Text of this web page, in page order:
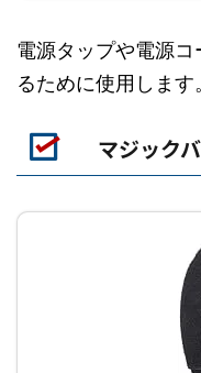
電源タップや電源
るために使用します
マジック